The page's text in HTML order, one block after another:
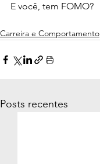
E você, tem FOMO?
Carreira e Comportamento
Posts recentes